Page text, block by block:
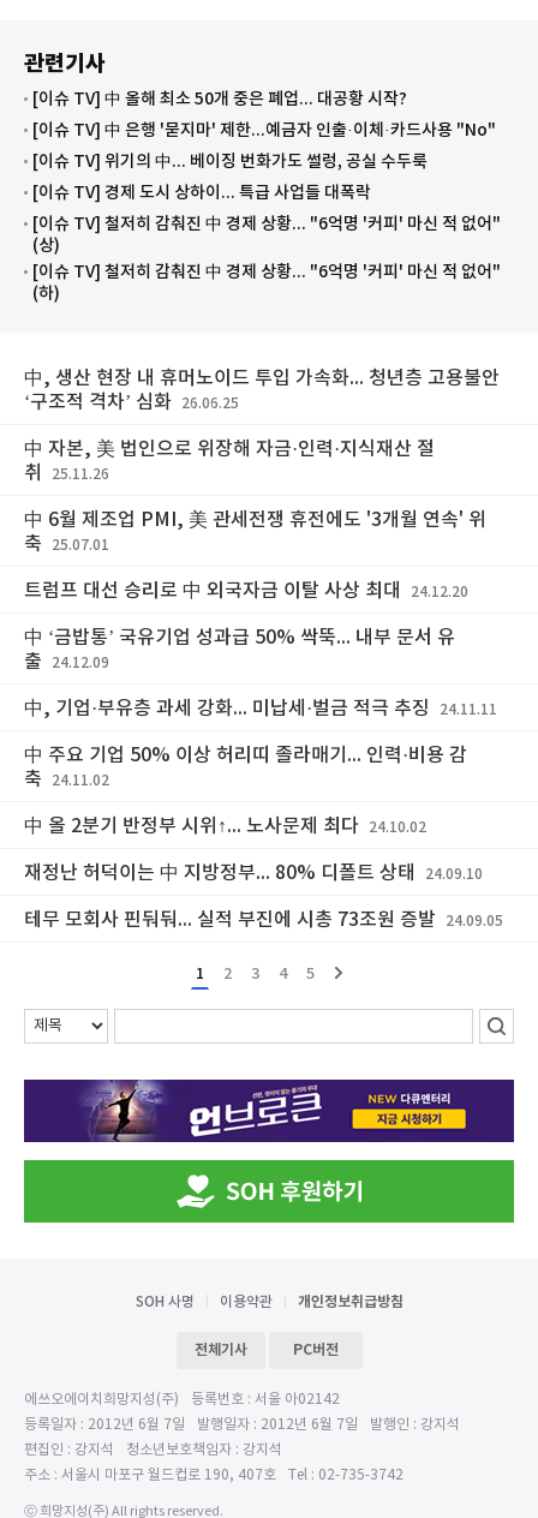
관련기사
[이슈 TV] 中 올해 최소 50개 중은 폐업... 대공황 시작?
[이슈 TV] 中 은행 '묻지마' 제한...예금자 인출·이체·카드사용 "No"
[이슈 TV] 위기의 中... 베이징 번화가도 썰렁, 공실 수두룩
[이슈 TV] 경제 도시 상하이... 특급 사업들 대폭락
[이슈 TV] 철저히 감춰진 中 경제 상황... "6억명 '커피' 마신 적 없어"
(상)
[이슈 TV] 철저히 감춰진 中 경제 상황... "6억명 '커피' 마신 적 없어"
(하)
中, 생산 현장 내 휴머노이드 투입 가속화... 청년층 고용불안
‘구조적 격차’ 심화
26.06.25
中 자본, 美 법인으로 위장해 자금·인력·지식재산 절
취
25.11.26
中 6월 제조업 PMI, 美 관세전쟁 휴전에도 '3개월 연속' 위
축
25.07.01
트럼프 대선 승리로 中 외국자금 이탈 사상 최대 24.12.20
中 ‘금밥통’ 국유기업 성과급 50% 싹뚝... 내부 문서 유
출
24.12.09
中, 기업·부유층 과세 강화... 미납세·벌금 적극 추징 24.11.11
中 주요 기업 50% 이상 허리띠 졸라매기... 인력·비용 감
축
24.11.02
中 올 2분기 반정부 시위↑... 노사문제 최다 24.10.02
재정난 허덕이는 中 지방정부... 80% 디폴트 상태 24.09.10
테무 모회사 핀둬둬... 실적 부진에 시총 73조원 증발 24.09.05
1 2 3 4 5
SOH 사명 이용약관 개인정보취급방침
전체기사 PC버전
에쓰오에이치희망지성(주)
등록번호 : 서울 아02142
등록일자 : 2012년 6월 7일
발행일자 : 2012년 6월 7일
발행인 : 강지석
편집인 : 강지석
청소년보호책임자 : 강지석
주소 : 서울시 마포구 월드컵로 190, 407호
Tel : 02-735-3742
ⓒ 희망지성(주) All rights reserved.